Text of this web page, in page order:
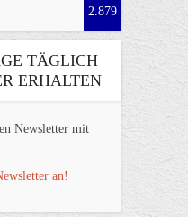
2.879
TÄGLICH
ERHALTEN
Newsletter mit
an!